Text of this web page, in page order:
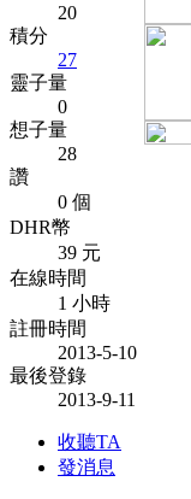
20
積分
27
靈子量
0
想子量
28
讚
0 個
DHR幣
39 元
在線時間
1 小時
註冊時間
2013-5-10
最後登錄
2013-9-11
收聽TA
發消息